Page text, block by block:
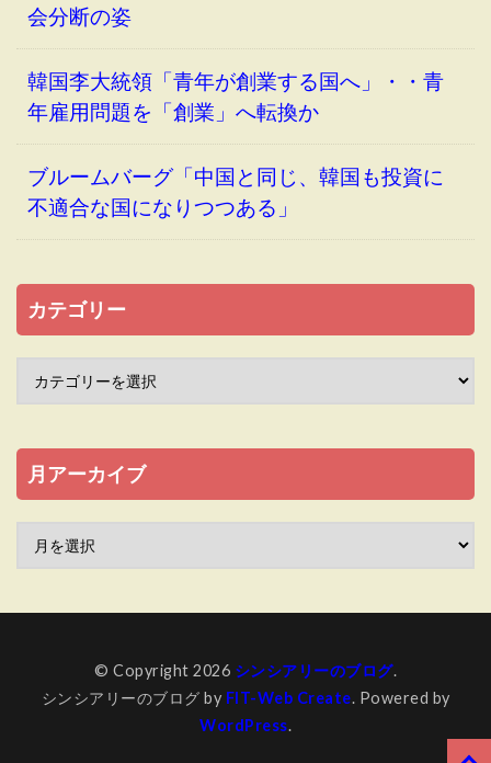
会分断の姿
韓国李大統領「青年が創業する国へ」・・青
年雇用問題を「創業」へ転換か
ブルームバーグ「中国と同じ、韓国も投資に
不適合な国になりつつある」
カテゴリー
月アーカイブ
© Copyright 2026 シンシアリーのブログ.
シンシアリーのブログ by FIT-Web Create. Powered by
WordPress.